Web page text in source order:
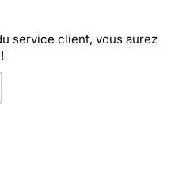
service client, vous aurez